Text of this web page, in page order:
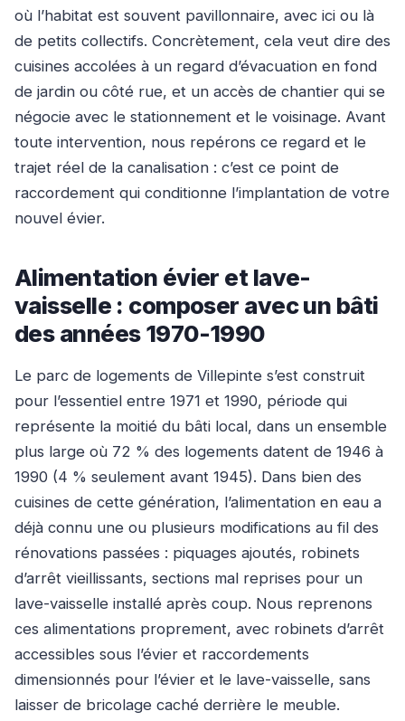
où l’habitat est souvent pavillonnaire, avec ici ou là
de petits collectifs. Concrètement, cela veut dire des
cuisines accolées à un regard d’évacuation en fond
de jardin ou côté rue, et un accès de chantier qui se
négocie avec le stationnement et le voisinage. Avant
toute intervention, nous repérons ce regard et le
trajet réel de la canalisation : c’est ce point de
raccordement qui conditionne l’implantation de votre
nouvel évier.
Alimentation évier et lave-
vaisselle : composer avec un bâti
des années 1970-1990
Le parc de logements de Villepinte s’est construit
pour l’essentiel entre 1971 et 1990, période qui
représente la moitié du bâti local, dans un ensemble
plus large où 72 % des logements datent de 1946 à
1990 (4 % seulement avant 1945). Dans bien des
cuisines de cette génération, l’alimentation en eau a
déjà connu une ou plusieurs modifications au fil des
rénovations passées : piquages ajoutés, robinets
d’arrêt vieillissants, sections mal reprises pour un
lave-vaisselle installé après coup. Nous reprenons
ces alimentations proprement, avec robinets d’arrêt
accessibles sous l’évier et raccordements
dimensionnés pour l’évier et le lave-vaisselle, sans
laisser de bricolage caché derrière le meuble.